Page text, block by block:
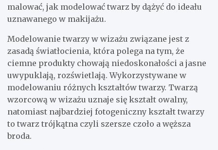
malować, jak modelować twarz by dążyć do ideału
uznawanego w makijażu.
Modelowanie twarzy w wizażu związane jest z
zasadą światłocienia, która polega na tym, że
ciemne produkty chowają niedoskonałości a jasne
uwypuklają, rozświetlają. Wykorzystywane w
modelowaniu różnych kształtów twarzy. Twarzą
wzorcową w wizażu uznaje się kształt owalny,
natomiast najbardziej fotogeniczny kształt twarzy
to twarz trójkątna czyli szersze czoło a węższa
broda.